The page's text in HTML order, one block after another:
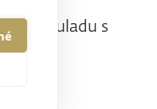
v souladu s